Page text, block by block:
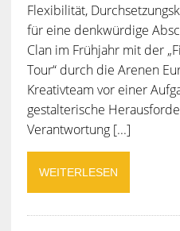
Flexibilität,
für eine denkwürdige
Clan im Frühjahr mit der
Tour“ durch die Arenen
Kreativteam vor einer
gestalterische
Verantwortung [...]
WEITERLESEN